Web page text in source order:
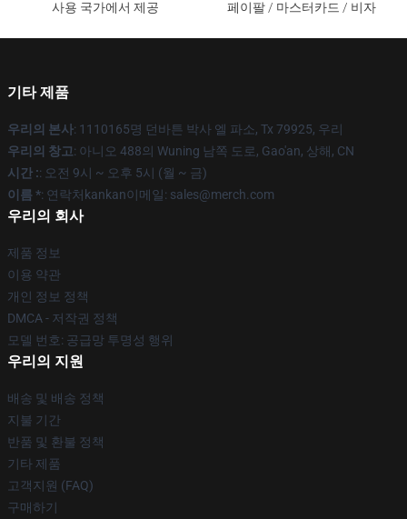
사용 국가에서 제공
페이팔 / 마스터카드 / 비자
기타 제품
우리의 본사: 1110165명 던바튼 박사 엘 파소, Tx 79925, 우리
우리의 창고: 아니오 488의 Wuning 남쪽 도로, Gao'an, 상해, CN
시간 :: 오전 9시 ~ 오후 5시 (월 ~ 금)
이름 *: 연락처kankan이메일: sales@merch.com
우리의 회사
제품 정보
이용 약관
개인 정보 정책
DMCA - 저작권 정책
모델 번호: 공급망 투명성 행위
우리의 지원
배송 및 배송 정책
지불 기간
반품 및 환불 정책
기타 제품
고객지원 (FAQ)
구매하기